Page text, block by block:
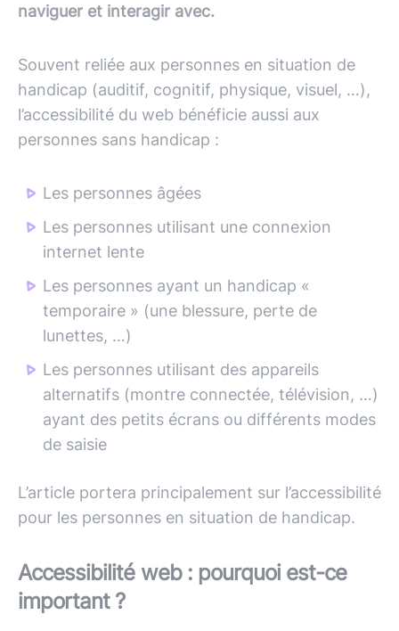
naviguer et interagir avec.
Souvent reliée aux personnes en situation de
handicap (auditif, cognitif, physique, visuel, …),
l’accessibilité du web bénéficie aussi aux
personnes sans handicap :
Les personnes âgées
Les personnes utilisant une connexion
internet lente
Les personnes ayant un handicap «
temporaire » (une blessure, perte de
lunettes, …)
Les personnes utilisant des appareils
alternatifs (montre connectée, télévision, …)
ayant des petits écrans ou différents modes
de saisie
L’article portera principalement sur l’accessibilité
pour les personnes en situation de handicap.
Accessibilité web : pourquoi est-ce
important ?